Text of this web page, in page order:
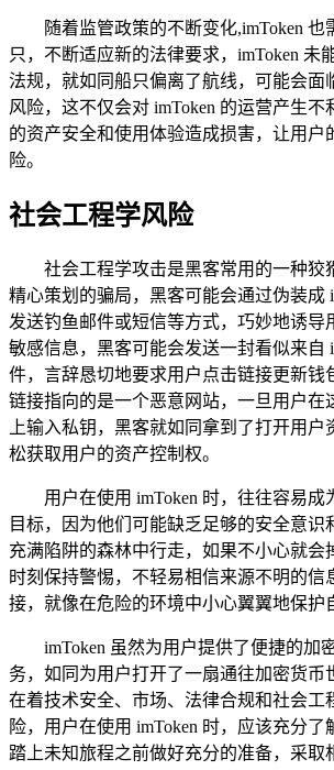
随着监管政策的不断变化,imToken
只，不断适应新的法律要求，imToken 未
法规，就如同船只偏离了航线，可能会面
风险，这不仅会对 imToken 的运营产生不
的资产安全和使用体验造成损害，让用户
险。
社会工程学风险
社会工程学攻击是黑客常用的一种狡
精心策划的骗局，黑客可能会通过伪装成
发送钓鱼邮件或短信等方式，巧妙地诱导
敏感信息，黑客可能会发送一封看似来自
件，言辞恳切地要求用户点击链接更新钱
链接指向的是一个恶意网站，一旦用户在
上输入私钥，黑客就如同拿到了打开用户
松获取用户的资产控制权。
用户在使用 imToken 时，往往容易成
目标，因为他们可能缺乏足够的安全意识
充满陷阱的森林中行走，如果不小心就会
时刻保持警惕，不轻易相信来源不明的信
接，就像在危险的环境中小心翼翼地保护
imToken 虽然为用户提供了便捷的加
务，如同为用户打开了一扇通往加密货币
在着技术安全、市场、法律合规和社会工
险，用户在使用 imToken 时，应该充分
踏上未知旅程之前做好充分的准备，采取